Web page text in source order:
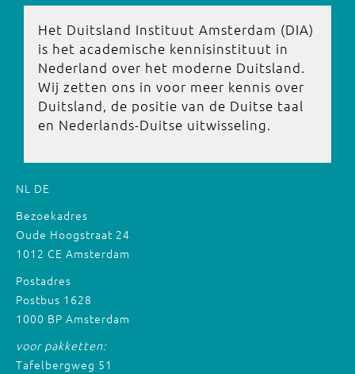
Het Duitsland Instituut Amsterdam (DIA)
is het academische kennisinstituut in
Nederland over het moderne Duitsland.
Wij zetten ons in voor meer kennis over
Duitsland, de positie van de Duitse taal
en Nederlands-Duitse uitwisseling.
NL DE
Bezoekadres
Oude Hoogstraat 24
1012 CE Amsterdam
Postadres
Postbus 1628
1000 BP Amsterdam
voor pakketten:
Tafelbergweg 51